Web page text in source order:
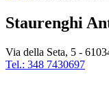
Staurenghi
Via della Seta, 5 -
Tel.: 348 7430697